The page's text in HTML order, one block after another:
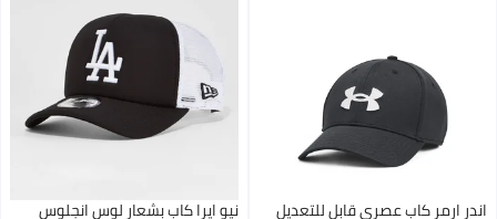
اندر ارمر كاب عصري قابل للتعديل نيو ايرا كاب بشعار لوس انجلوس